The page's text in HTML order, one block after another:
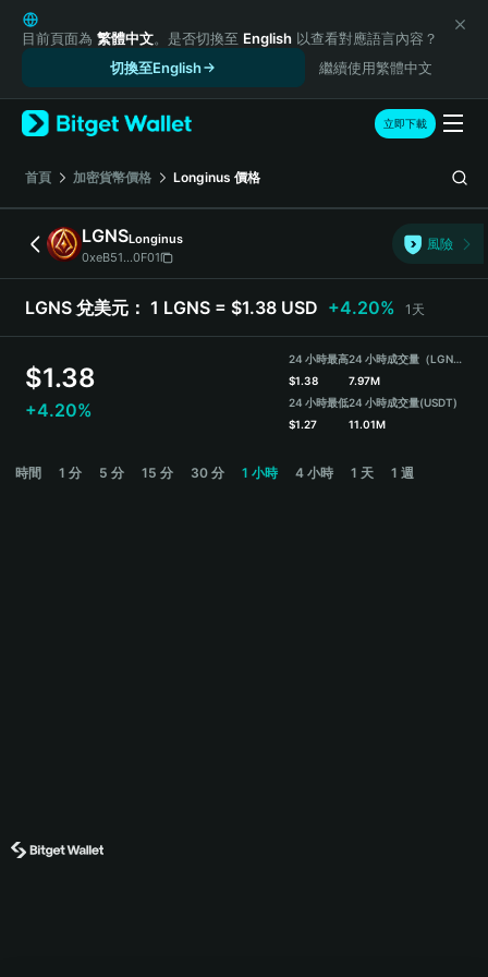
English
日本語
Русский
Español (Latinoamérica)
Türkçe
Italiano
Deutsch
简体中文
繁體中文
Português (Portugal)
हिन्दी
Español (Argentina)
目前頁面為 繁體中文。是否切換至 English 以查看對應語言內容？
切換至English
繼續使用繁體中文
立即下載
首頁 加密貨幣價格 Longinus 價格
LGNSLonginus
0xeB51...0F01
風險
LGNS 兌美元： 1 LGNS = $1.38 USD +4.20% 1天
$1.38
+4.20%
24 小時最高
$1.38
24 小時最低
$1.27
24 小時成交量（LGNS）
7.97M
24 小時成交量(USDT)
11.01M
時間 1 分 5 分 15 分 30 分 1 小時 4 小時 1 天 1 週